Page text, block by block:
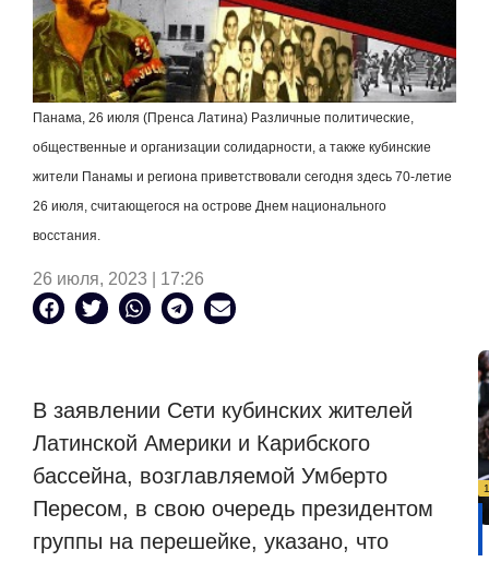
Панама, 26 июля (Пренса Латина) Различные политические,
общественные и организации солидарности, а также кубинские
жители Панамы и региона приветствовали сегодня здесь 70-летие
26 июля, считающегося на острове Днем национального
восстания.
26 июля, 2023 | 17:26
В заявлении Сети кубинских жителей
Латинской Америки и Карибского
бассейна, возглавляемой Умберто
Пересом, в свою очередь президентом
группы на перешейке, указано, что